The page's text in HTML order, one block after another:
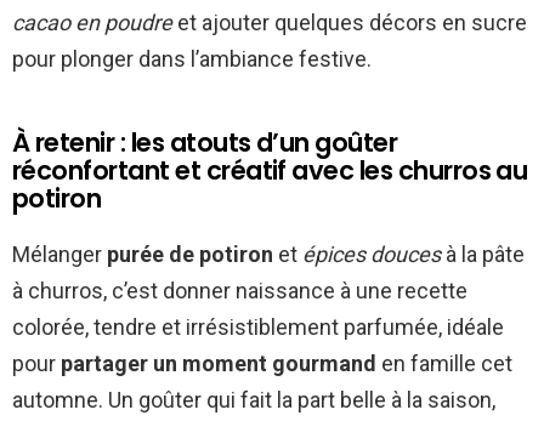
cacao en poudreet ajouter quelques décors en sucre
pour plonger dans l’ambiance festive.
À retenir : les atouts d’un goûter
réconfortant et créatif avec les churros au
potiron
Mélanger purée de potiron et épices doucesà la pâte
à churros, c’est donner naissance à une recette
colorée, tendre et irrésistiblement parfumée, idéale
pour partager un moment gourmand en famille cet
automne. Un goûter qui fait la part belle à la saison,